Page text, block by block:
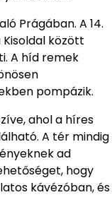
Prágában. A 14.
között
A híd remek
pompázik.
ahol a híres
A tér mindig
ad
hogy
kávézóban, és